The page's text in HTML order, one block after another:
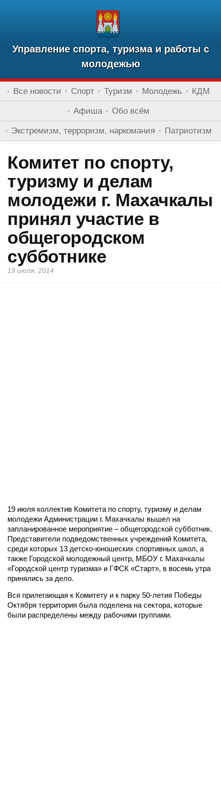
Управление спорта, туризма и работы с
молодежью
Все новости Спорт Туризм Молодежь КДМ
Афиша Обо всём
Экстремизм, терроризм, наркомания Патриотизм
Комитет по спорту,
туризму и делам
молодежи г. Махачкалы
принял участие в
общегородском
субботнике
19 июля, 2014
19 июля коллектив Комитета по спорту, туризму и делам
молодежи Администрации г. Махачкалы вышел на
запланированное мероприятие – общегородской субботник.
Представители подведомственных учреждений Комитета,
среди которых 13 детско-юношеских спортивных школ, а
также Городской молодежный центр, МБОУ г. Махачкалы
«Городской центр туризма» и ГФСК «Старт», в восемь утра
принялись за дело.
Вся прилегающая к Комитету и к парку 50-летия Победы
Октября территория была поделена на сектора, которые
были распределены между рабочими группами.